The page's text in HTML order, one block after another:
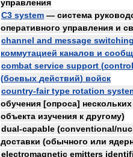
управления
C3 system — система
оперативного управления и
channel and message switching
коммутацией каналов и
combat service support (control
(боевых действий) войск
country-fair type rotation
обучения [опроса] нескольких
объекта изучения к другому)
dual-capable (conventional/
доставки (обычного или
electromagnetic emitters